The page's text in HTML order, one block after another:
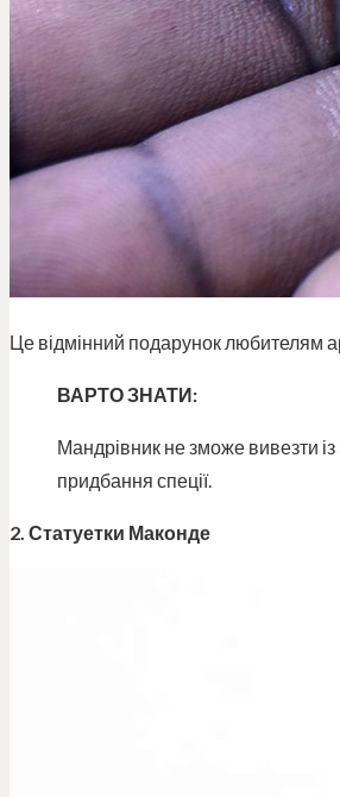
русский
Це відмінний подарунок любителям
ВАРТО ЗНАТИ:
Мандрівник не зможе вивезти із
придбання спеції.
2. Статуетки Маконде